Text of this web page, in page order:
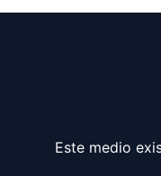
Este medio